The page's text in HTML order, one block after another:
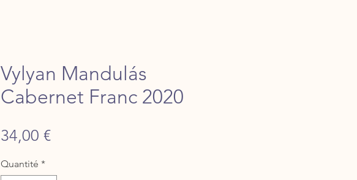
Vylyan Mandulás
Cabernet Franc 2020
34,00 €Prix
Quantité *